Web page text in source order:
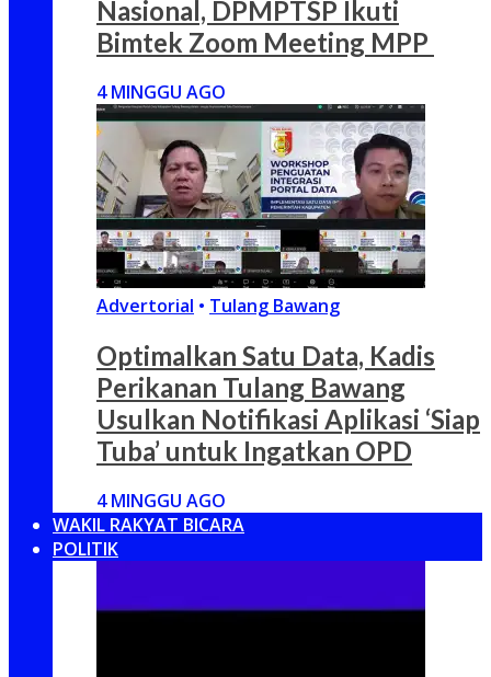
Nasional, DPMPTSP Ikuti
Bimtek Zoom Meeting MPP
4 MINGGU AGO
Advertorial • Tulang Bawang
Optimalkan Satu Data, Kadis
Perikanan Tulang Bawang
Usulkan Notifikasi Aplikasi ‘Siap
Tuba’ untuk Ingatkan OPD
4 MINGGU AGO
WAKIL RAKYAT BICARA
POLITIK